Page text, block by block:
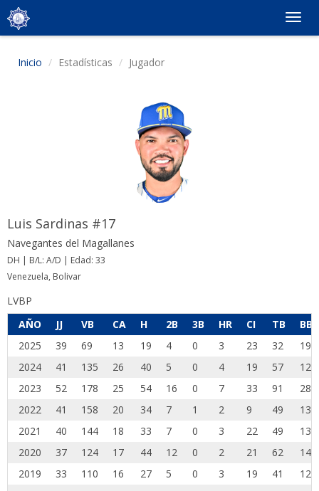
Inicio Estadísticas Jugador
Luis Sardinas #17
Navegantes del Magallanes
DH | B/L: A/D | Edad: 33
Venezuela, Bolivar
LVBP
AÑO
JJ VB CA H 2B 3B HR CI TB
BB
2025
39 69 13 19 4 0 3 23 32
19
2024
41 135 26 40 5 0 4 19 57
12
2023
52 178 25 54 16 0 7 33 91
28
2022
41 158 20 34 7 1 2 9 49
13
2021
40 144 18 33 7 0 3 22 49
13
2020
37 124 17 44 12 0 2 21 62
14
2019
33 110 16 27 5 0 3 19 41
12